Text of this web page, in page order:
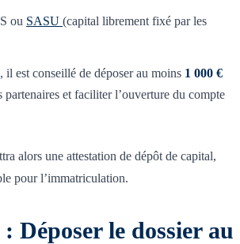
ou SASU (capital librement fixé par les
il est conseillé de déposer au moins 1 000 €
partenaires et faciliter l’ouverture du compte
alors une attestation de dépôt de capital,
pour l’immatriculation.
Déposer le dossier au